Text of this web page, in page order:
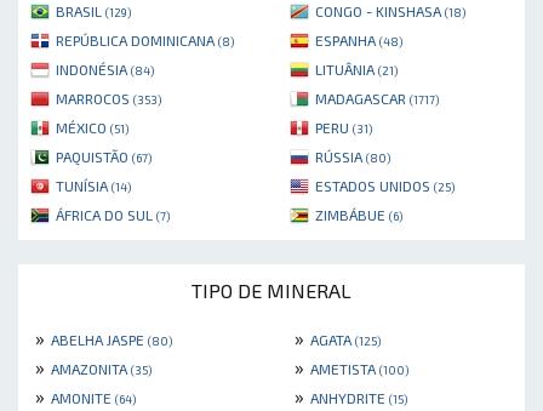
BRASIL (129) CONGO - KINSHASA (18)
REPÚBLICA DOMINICANA (8) ESPANHA (48)
INDONÉSIA (84) LITUÂNIA (21)
MARROCOS (353) MADAGASCAR (1717)
MÉXICO (51) PERU (31)
PAQUISTÃO (67) RÚSSIA (80)
TUNÍSIA (14) ESTADOS UNIDOS (25)
ÁFRICA DO SUL (7) ZIMBÁBUE (6)
TIPO DE MINERAL
» ABELHA JASPE (80) » AGATA (125)
» AMAZONITA (35) » AMETISTA (100)
» AMONITE (64) » ANHYDRITE (15)